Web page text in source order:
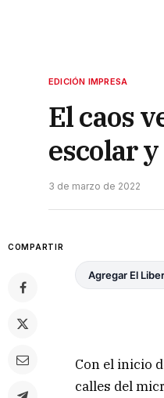
EDICIÓN IMPRESA
El caos
escolar
3 de marzo de 2022
COMPARTIR
Agregar El
Con el inicio
calles del